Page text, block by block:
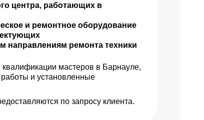
центра, работающих в
и ремонтное оборудование
направлениям ремонта техники
мастеров в Барнауле,
и установленные
по запросу клиента.